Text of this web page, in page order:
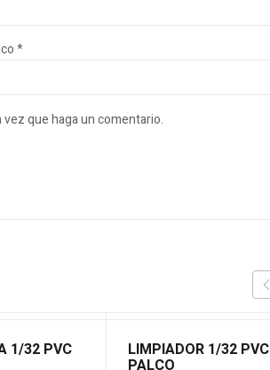
*
que haga un comentario.
1/32 PVC LIMPIADOR 1/32 PVC